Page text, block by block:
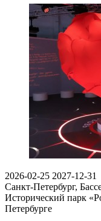
2026-02-25 2027-12-31
Санкт-Петербург,
Исторический парк
Петербурге